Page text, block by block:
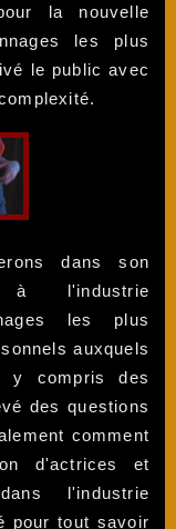
la nouvelle
les plus
le public avec
dans son
à l'industrie
les plus
auxquels
y compris des
des questions
comment
d'actrices et
l'industrie
pour tout savoir